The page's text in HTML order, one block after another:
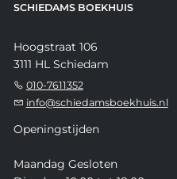
SCHIEDAMS BOEKHUIS
Hoogstraat 106
3111 HL Schiedam
010-7611352
info@schiedamsboekhuis.nl
Openingstijden
Maandag Gesloten